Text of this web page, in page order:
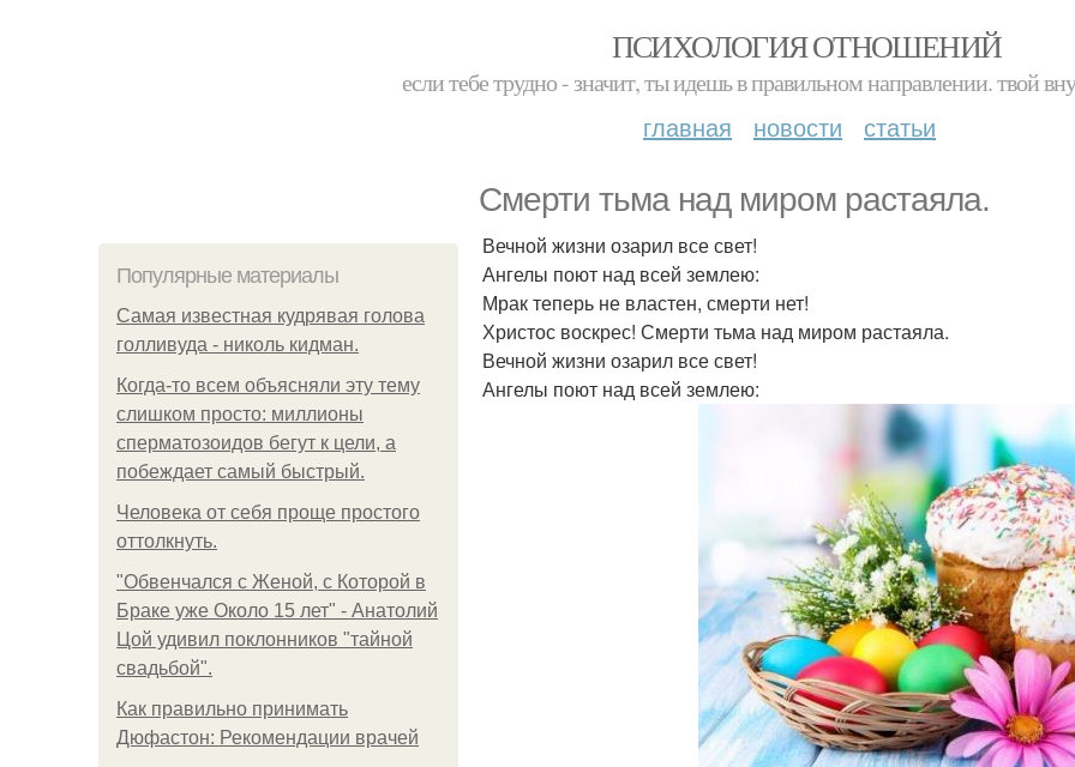
ПСИХОЛОГИЯ ОТНОШЕНИЙ
если тебе трудно - значит, ты идешь в правильном направлении. твой
главная новости статьи
Смерти тьма над миром растаяла.
Популярные материалы
Самая известная кудрявая голова
голливуда - николь кидман.
Когда-то всем объясняли эту тему
слишком просто: миллионы
сперматозоидов бегут к цели, а
побеждает самый быстрый.
Человека от себя проще простого
оттолкнуть.
"Обвенчался с Женой, с Которой в
Браке уже Около 15 лет" - Анатолий
Цой удивил поклонников "тайной
свадьбой".
Как правильно принимать
Дюфастон: Рекомендации врачей
Вечной жизни озарил все свет!
Ангелы поют над всей землею:
Мрак теперь не властен, смерти нет!
Христос воскрес! Смерти тьма над миром растаяла.
Вечной жизни озарил все свет!
Ангелы поют над всей землею: